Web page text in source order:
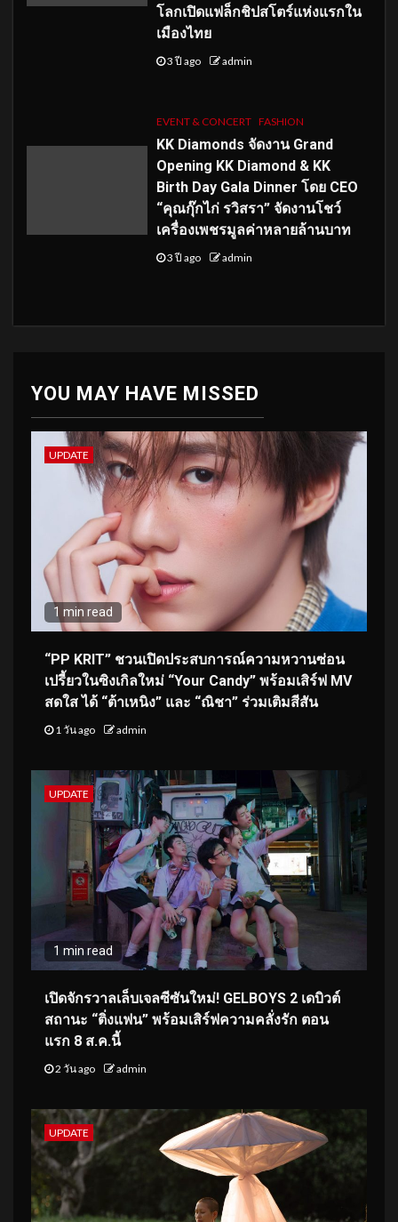
โลกเปิดแฟล็กชิปสโตร์แห่งแรกใน
เมืองไทย
3 ปี ago admin
EVENT & CONCERT FASHION
KK Diamonds จัดงาน Grand
Opening KK Diamond & KK
Birth Day Gala Dinner โดย CEO
“คุณกุ๊กไก่ รวิสรา” จัดงานโชว์
เครื่องเพชรมูลค่าหลายล้านบาท
3 ปี ago admin
YOU MAY HAVE MISSED
UPDATE
1 min read
“PP KRIT” ชวนเปิดประสบการณ์ความหวานซ่อน
เปรี้ยวในซิงเกิลใหม่ “Your Candy” พร้อมเสิร์ฟ MV
สดใส ได้ “ต้าเหนิง” และ “ณิชา” ร่วมเติมสีสัน
1 วัน ago admin
UPDATE
1 min read
เปิดจักรวาลเล็บเจลซีซันใหม่! GELBOYS 2 เดบิวต์
สถานะ “ติ่งแฟน” พร้อมเสิร์ฟความคลั่งรัก ตอน
แรก 8 ส.ค.นี้
2 วัน ago admin
UPDATE